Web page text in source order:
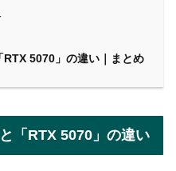
5070」の違い｜まとめ
「RTX 5070」の違い